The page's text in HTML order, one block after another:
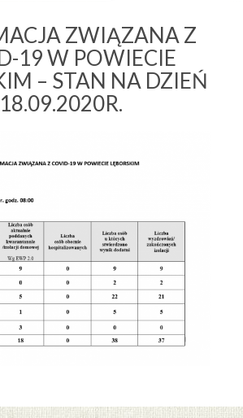
ZWIĄZANA Z
19 W POWIECIE
– STAN NA DZIEŃ
18.09.2020R.